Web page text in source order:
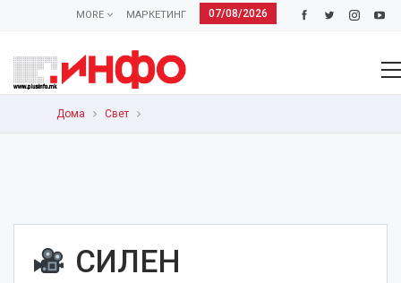
07/08/2026
МАРКЕТИНГ
MORE
Дома Свет
СИЛЕН